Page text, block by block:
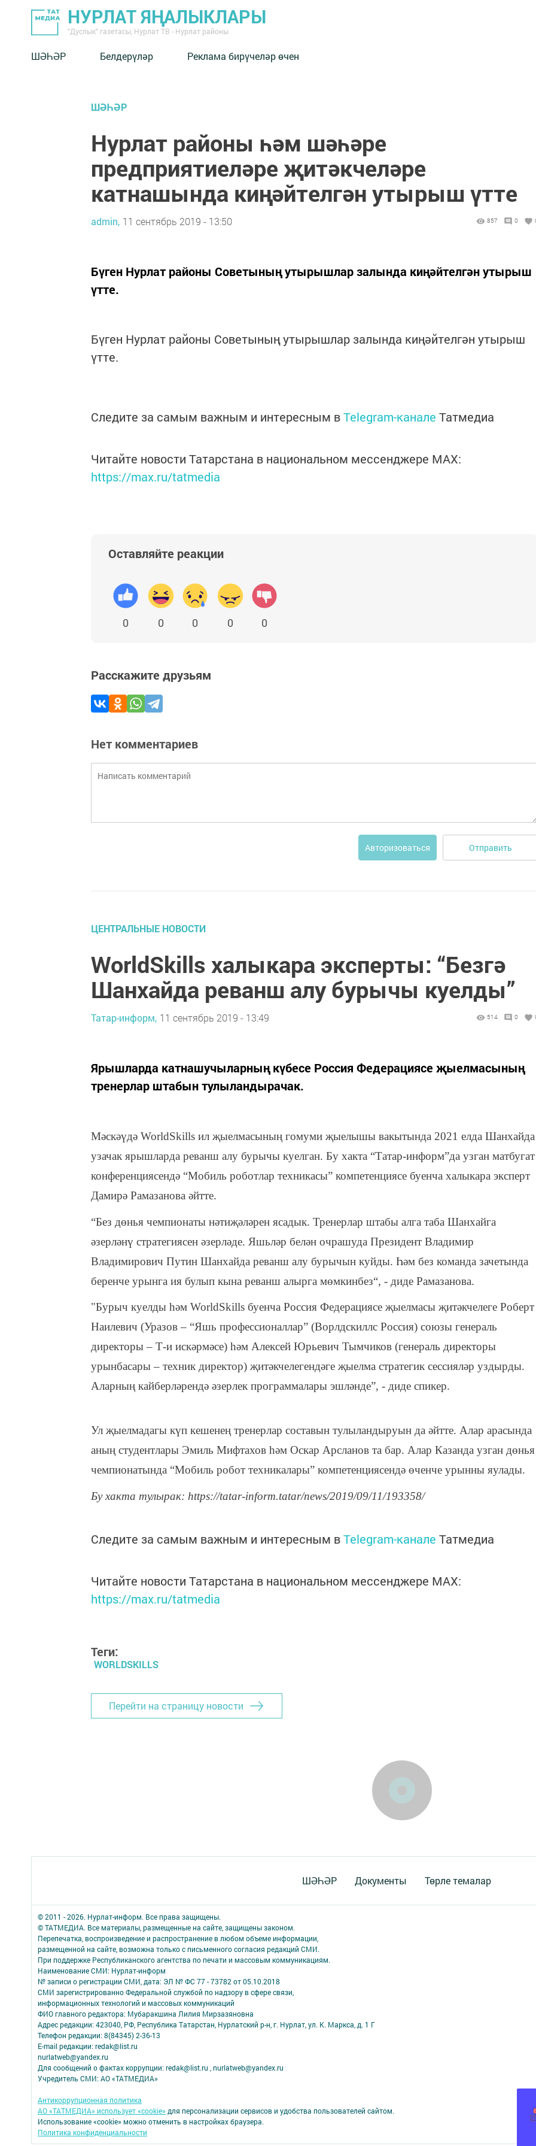
НУРЛАТ ЯҢАЛЫКЛАРЫ
"Дуслык" газетасы, Нурлат ТВ - Нурлат районы
ШӘҺӘР Белдерүләр Реклама бирүчеләр өчен
ШӘҺӘР
Нурлат районы һәм шәһәре
предприятиеләре җитәкчеләре
катнашында киңәйтелгән утырыш үтте
admin, 11 сентябрь 2019 - 13:50 857 0
Бүген Нурлат районы Советының утырышлар залында киңәйтелгән утырыш
үтте.
Бүген Нурлат районы Советының утырышлар залында киңәйтелгән утырыш
үтте.
Следите за самым важным и интересным вTelegram-канале Татмедиа
Читайте новости Татарстана в национальном мессенджере MАХ:
https://max.ru/tatmedia
Оставляйте реакции
0 0 0 0 0
Расскажите друзьям
Нет комментариев
Авторизоваться Отправить
ЦЕНТРАЛЬНЫЕ НОВОСТИ
WorldSkills халыкара эксперты: “Безгә
Шанхайда реванш алу бурычы куелды”
Татар-информ, 11 сентябрь 2019 - 13:49 514 0
Ярышларда катнашучыларның күбесе Россия Федерациясе җыелмасының
тренерлар штабын тулыландырачак.
Мәскәүдә WorldSkills ил җыелмасының гомуми җыелышы вакытында 2021 елда Шанхайда
узачак ярышларда реванш алу бурычы куелган. Бу хакта “Татар-информ”да узган матбугат
конференциясендә “Мобиль роботлар техникасы” компетенциясе буенча халыкара эксперт
Дамирә Рамазанова әйтте.
“Без дөнья чемпионаты нәтиҗәләрен ясадык. Тренерлар штабы алга таба Шанхайга
әзерләнү стратегиясен әзерләде. Яшьләр белән очрашуда Президент Владимир
Владимирович Путин Шанхайда реванш алу бурычын куйды. Һәм без команда зачетында
беренче урынга ия булып кына реванш алырга мөмкинбез“, - диде Рамазанова.
"Бурыч куелды һәм WorldSkills буенча Россия Федерациясе җыелмасы җитәкчелеге Роберт
Наилевич (Уразов – “Яшь профессионаллар” (Ворлдскиллс Россия) союзы генераль
директоры – Т-и искәрмәсе) һәм Алексей Юрьевич Тымчиков (генераль директоры
урынбасары – техник директор) җитәкчелегендәге җыелма стратегик сессияләр уздырды.
Аларның кайберләрендә әзерлек программалары эшләнде”, - диде спикер.
Ул җыелмадагы күп кешенең тренерлар составын тулыландыруын да әйтте. Алар арасында
аның студентлары Эмиль Мифтахов һәм Оскар Арсланов та бар. Алар Казанда узган дөнья
чемпионатында “Мобиль робот техникалары” компетенциясендә өченче урынны яулады.
Бу хакта тулырак: https://tatar-inform.tatar/news/2019/09/11/193358/
Следите за самым важным и интересным вTelegram-канале Татмедиа
Читайте новости Татарстана в национальном мессенджере MАХ:
https://max.ru/tatmedia
Теги:
WORLDSKILLS
Перейти на страницу новости
ШӘҺӘР Документы Төрле темалар
© 2011 - 2026. Нурлат-⁠информ. Все права защищены.
© ТАТМЕДИА. Все материалы, размещенные на сайте, защищены законом.
Перепечатка, воспроизведение и распространение в любом объеме информации,
размещенной на сайте, возможна только с письменного согласия редакций СМИ.
При поддержке Республиканского агентства по печати и массовым коммуникациям.
Наименование СМИ: Нурлат-⁠информ
№ записи о регистрации СМИ, дата: ЭЛ № ФС 77 -⁠ 73782 от 05.10.2018
СМИ зарегистрированно Федеральной службой по надзору в сфере связи,
информационных технологий и массовых коммуникаций
ФИО главного редактора: Мубаракшина Лилия Мирзазяновна
Адрес редакции: 423040, РФ, Республика Татарстан, Нурлатский р-н, г. Нурлат, ул. К. Маркса, д. 1 Г
Телефон редакции: 8(84345) 2-36-13
E-mail редакции: redak@list.ru
nurlatweb@yandex.ru
Для сообщений о фактах коррупции: redak@list.ru , nurlatweb@yandex.ru
Учредитель СМИ: АО «ТАТМЕДИА»
Антикоррупционная политика
АО «ТАТМЕДИА» использует «cookie» для персонализации сервисов и удобства пользователей сайтом.
Использование «cookie» можно отменить в настройках браузера.
Политика конфиденциальности